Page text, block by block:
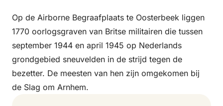
Op de Airborne Begraafplaats te Oosterbeek liggen
1770 oorlogsgraven van Britse militairen die tussen
september 1944 en april 1945 op Nederlands
grondgebied sneuvelden in de strijd tegen de
bezetter. De meesten van hen zijn omgekomen bij
de Slag om Arnhem.